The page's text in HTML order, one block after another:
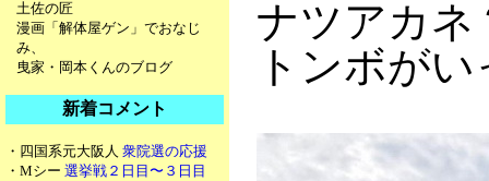
土佐の匠
漫画「解体屋ゲン」でおなじ
み、
曳家・岡本くんのブログ
新着コメント
・四国系元大阪人 衆院選の応援
・Mシー 選挙戦２日目〜３日目
ナツアカネ
トンボが